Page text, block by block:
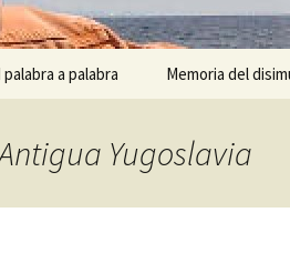
a palabra Memoria del
Yugoslavia